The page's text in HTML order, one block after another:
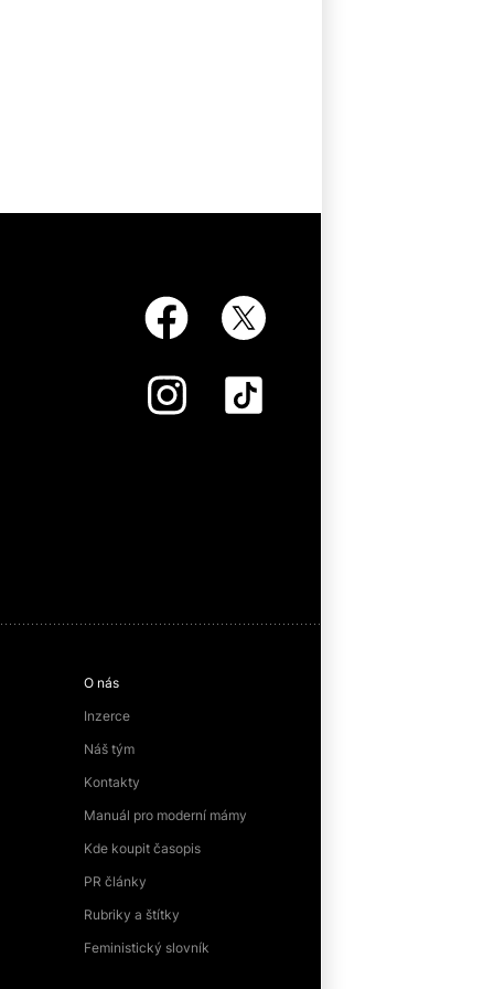
O nás
Inzerce
Náš tým
Kontakty
Manuál pro moderní mámy
Kde koupit časopis
PR články
Rubriky a štítky
Feministický slovník